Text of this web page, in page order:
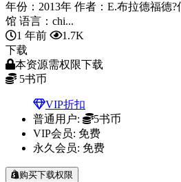
年份：2013年 作者：E.布拉德福德
馆 语言：chi...
1 年前
1.7K
下载
本资源需权限下载
5书币
VIP折扣
普通用户:
5书币
VIP会员: 免费
永久会员: 免费
购买下载权限